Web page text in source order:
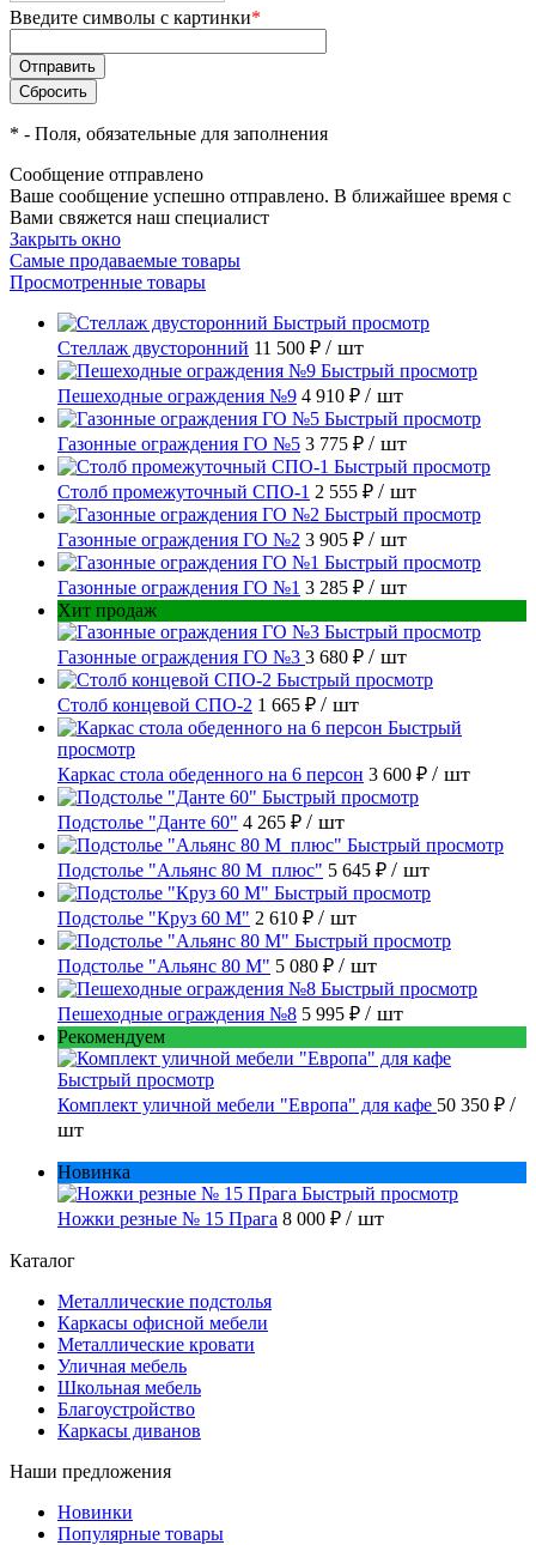
Введите символы с картинки*
* - Поля, обязательные для заполнения
Сообщение отправлено
Ваше сообщение успешно отправлено. В ближайшее время с
Вами свяжется наш специалист
Закрыть окно
Самые продаваемые товары
Просмотренные товары
Быстрый просмотр
Стеллаж двусторонний 11 500 ₽ / шт
Быстрый просмотр
Пешеходные ограждения №9 4 910 ₽ / шт
Быстрый просмотр
Газонные ограждения ГО №5 3 775 ₽ / шт
Быстрый просмотр
Столб промежуточный СПО-1 2 555 ₽ / шт
Быстрый просмотр
Газонные ограждения ГО №2 3 905 ₽ / шт
Быстрый просмотр
Газонные ограждения ГО №1 3 285 ₽ / шт
Хит продаж
Быстрый просмотр
Газонные ограждения ГО №3 3 680 ₽ / шт
Быстрый просмотр
Столб концевой СПО-2 1 665 ₽ / шт
Быстрый
просмотр
Каркас стола обеденного на 6 персон 3 600 ₽ / шт
Быстрый просмотр
Подстолье "Данте 60" 4 265 ₽ / шт
Быстрый просмотр
Подстолье "Альянс 80 М_плюс" 5 645 ₽ / шт
Быстрый просмотр
Подстолье "Круз 60 М" 2 610 ₽ / шт
Быстрый просмотр
Подстолье "Альянс 80 М" 5 080 ₽ / шт
Быстрый просмотр
Пешеходные ограждения №8 5 995 ₽ / шт
Рекомендуем
Быстрый просмотр
Комплект уличной мебели "Европа" для кафе 50 350 ₽ /
шт
Новинка
Быстрый просмотр
Ножки резные № 15 Прага 8 000 ₽ / шт
Каталог
Металлические подстолья
Каркасы офисной мебели
Металлические кровати
Уличная мебель
Школьная мебель
Благоустройство
Каркасы диванов
Наши предложения
Новинки
Популярные товары